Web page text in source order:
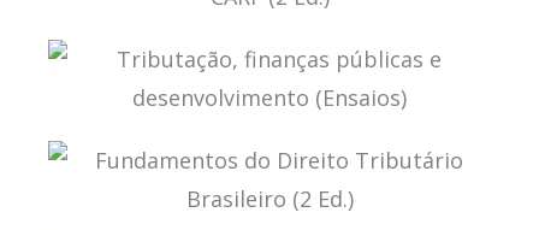
PLANEJAMENTO TRIBUTÁRIO SOB A ÓTICA DO
CARF (2 ED.)
TRIBUTAÇÃO, FINANÇAS PÚBLICAS E
DESENVOLVIMENTO (ENSAIOS)